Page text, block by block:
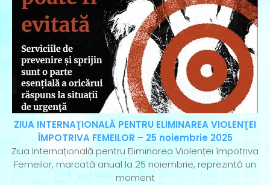
ZIUA INTERNAŢIONALĂ PENTRU ELIMINAREA VIOLENŢEI
ÎMPOTRIVA FEMEILOR – 25 noiembrie 2025
Ziua Internațională pentru Eliminarea Violenței împotriva
Femeilor, marcată anual la 25 noiembrie, reprezintă un
moment